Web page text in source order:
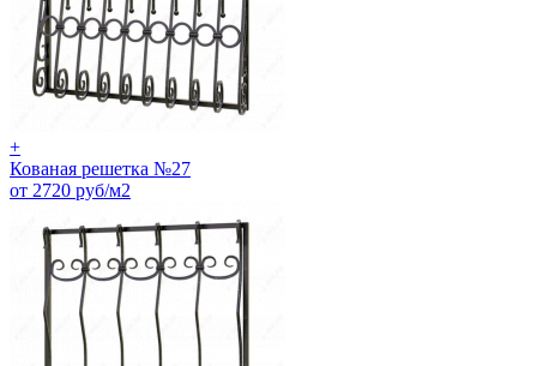
+
Кованая решетка №27
от 2720 руб/м2